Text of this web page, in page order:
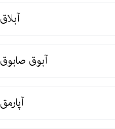
آبلاق
آبوق‌ صابوق
آپارمق